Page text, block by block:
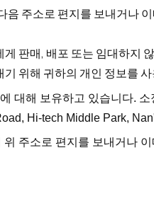
주소로 편지를 보내거나
판매, 배포 또는 임대하지
위해 귀하의 개인 정보를
대해 보유하고 있습니다.
Hi-tech Middle Park,
주소로 편지를 보내거나